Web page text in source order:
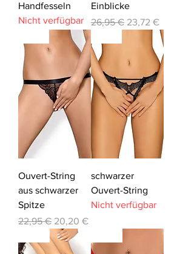
Handfesseln
Nicht verfügbar
Einblicke
Standardpreis
26,95 € Sale-Preis
23,72 €
Ouvert-String
aus schwarzer
Spitze
Standardpreis
22,95 € Sale-Preis
20,20 €
schwarzer
Ouvert-String
Nicht verfügbar